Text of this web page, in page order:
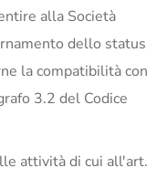
alla Società
dello status
la compatibilità con
3.2 del Codice
attività di cui all'art.